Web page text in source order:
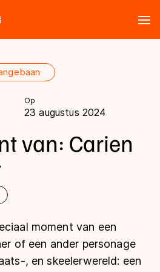
Op
23 augustus 2024
van: Carien
moment van een
of een ander personage
, en skeelerwereld: een